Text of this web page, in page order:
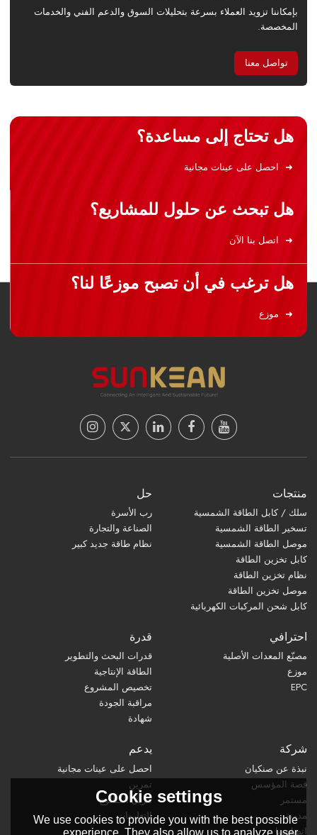
بإمكاننا تزويد العملاء بسرعة بتحليلات السوق والدعم الفني والخدمات
المخصصة.
تواصل معنا
هل تحتاج إلى مساعدة؟
احصل على عينات مجانية
هل تبحث عن حلول للمشاريع؟
اتصل بنا الآن
هل ترغب في أن تصبح موزعًا لنا؟
موزع
منتجات
سلك / كابل الطاقة الشمسية
تسخير الطاقة الشمسية
موصل الطاقة الشمسية
كابل تخزين الطاقة
نظام تخزين الطاقة
موصل تخزين الطاقة
كابل شحن المركبات الكهربائية
حل
رب الأسرة
الصناعة والتجارة
نظام طاقة جديد كبير
احترافي
مصنّع المعدات الأصلية
موزع
EPC
قدرة
قدرات البحث والتطوير
الطاقة الإنتاجية
تخصيص المشروع
مراقبة الجودة
شهادة
شركة
نبذة عن صنكيان
قصة المؤسس
مستمر
مدونة
اتصل بنا
يدعم
احصل على عينات مجانية
تمرين
تنزيل الكتالوج
التعليمات
Cookie settings
We use cookies to provide you with the best possible
experience. They also allow us to analyze user